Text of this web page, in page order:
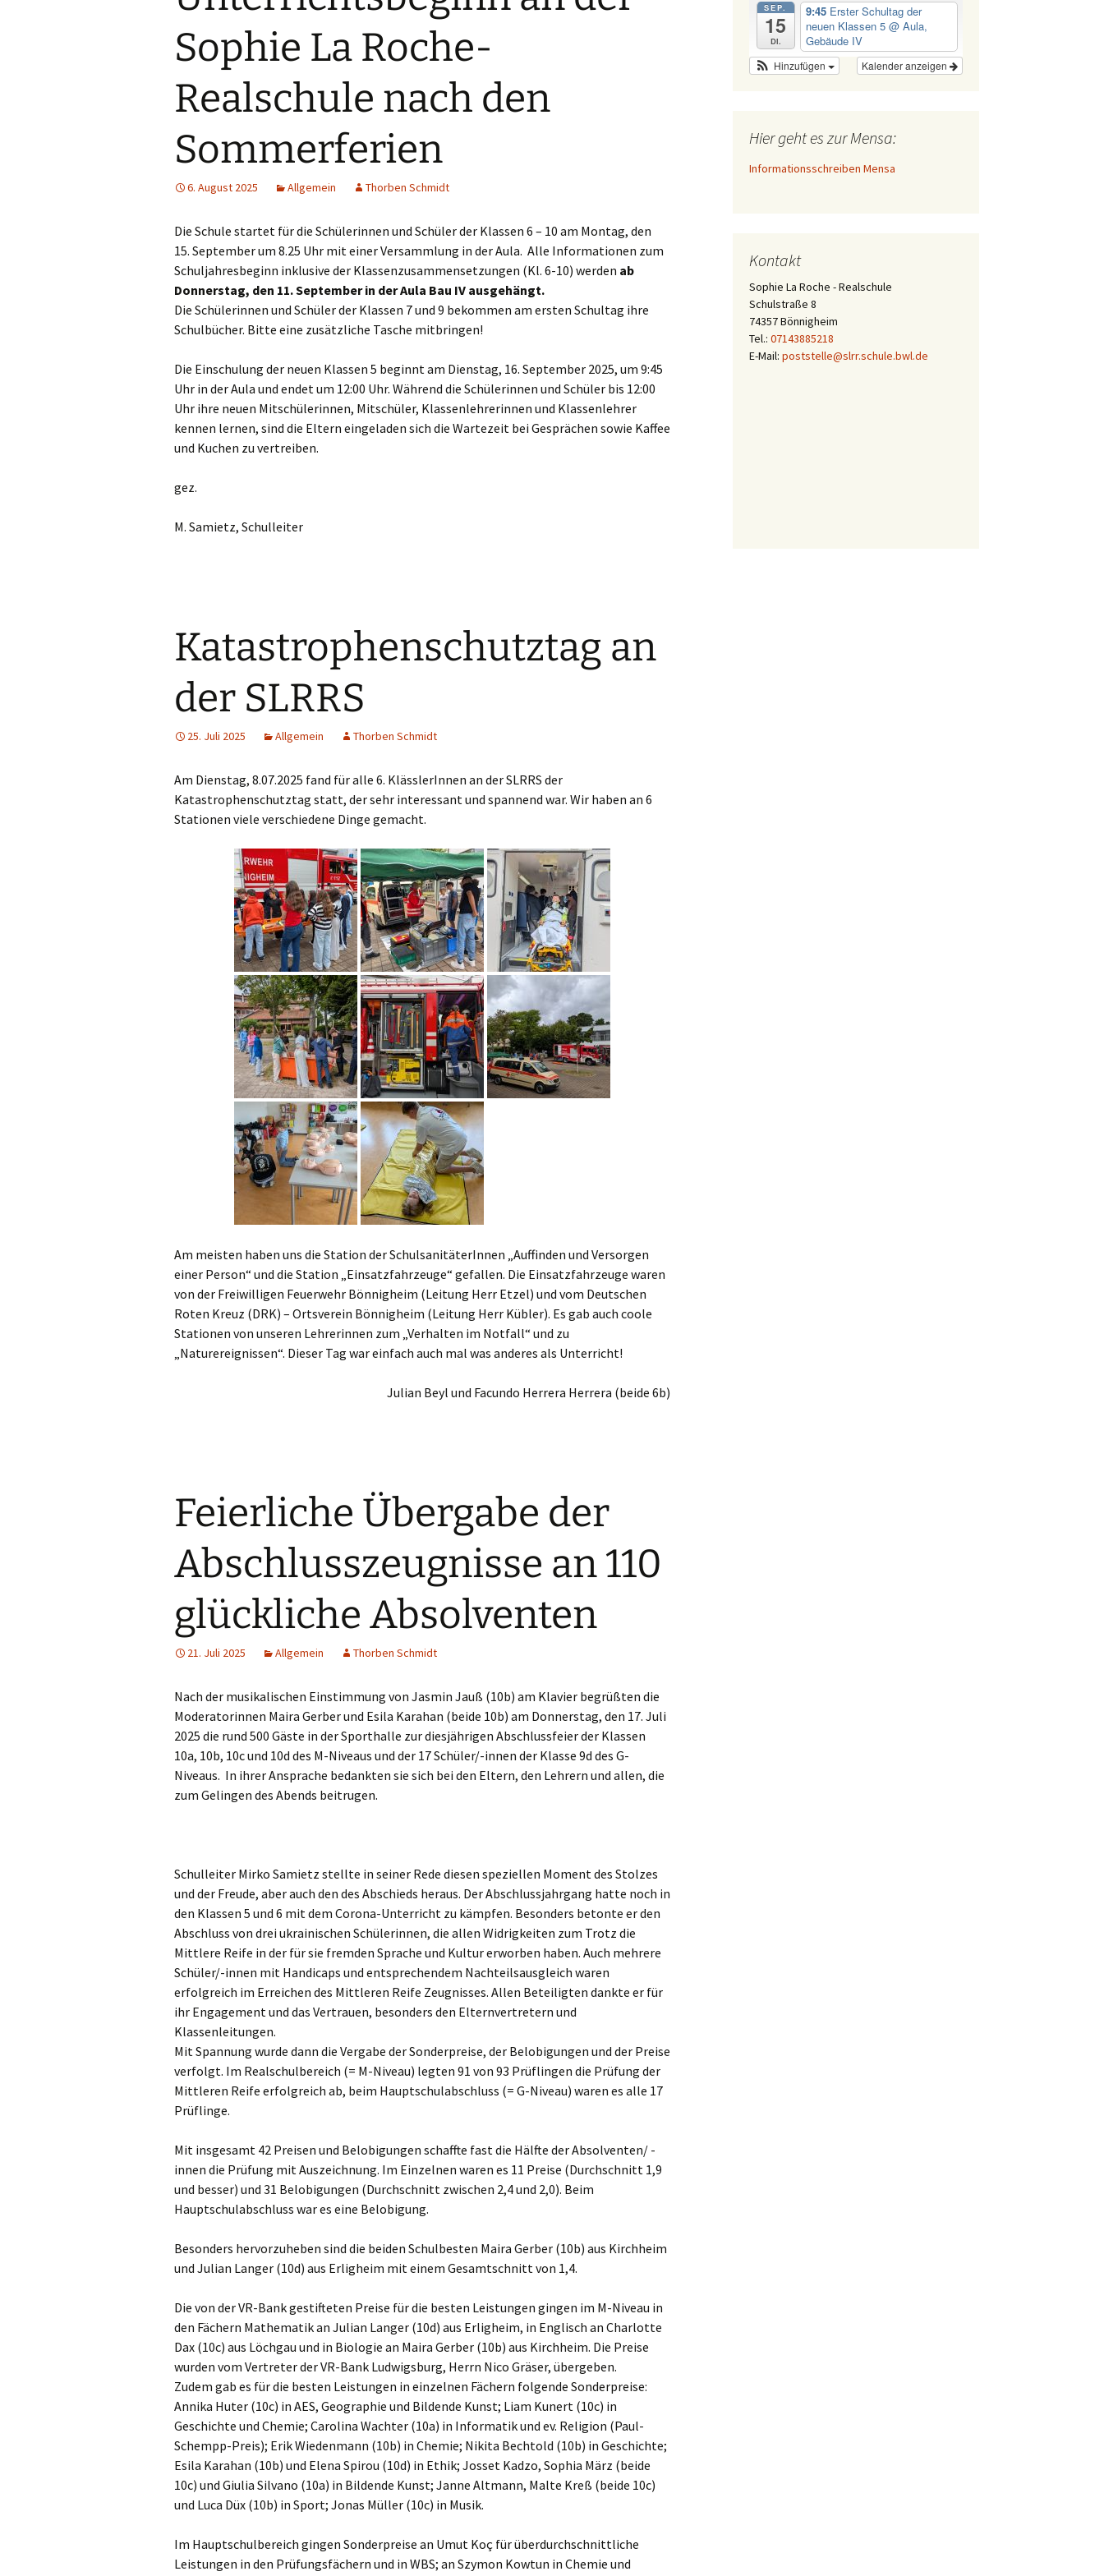
Ethik
Deutsch
Englisch Kommunikative
Kompetenz
Fachschaft Englisch
Englischlinks für Schüler
Studienfahrt Brighton
Geschichte
Musik
Geographie Kontingentstundentafel
Geographie
Lehrwerk und weitere
Materialien
Fachschaft Geographie
Sport
Chemie
Wahlpflichtfächer
AGs Schach AG
Sprechstunden
Unterrichtszeiten
Ferienpläne
Downloads Schulwegeplan
Schulsanitäter
Sophie La Roche-
Realschule nach den
Sommerferien
6. August 2025 Allgemein Thorben Schmidt
Die Schule startet für die Schülerinnen und Schüler der Klassen 6 – 10 am Montag, den
15. September um 8.25 Uhr mit einer Versammlung in der Aula. Alle Informationen zum
Schuljahresbeginn inklusive der Klassenzusammensetzungen (Kl. 6-10) werden ab
Donnerstag, den 11. September in der Aula Bau IV ausgehängt.
Die Schülerinnen und Schüler der Klassen 7 und 9 bekommen am ersten Schultag ihre
Schulbücher. Bitte eine zusätzliche Tasche mitbringen!
Die Einschulung der neuen Klassen 5 beginnt am Dienstag, 16. September 2025, um 9:45
Uhr in der Aula und endet um 12:00 Uhr. Während die Schülerinnen und Schüler bis 12:00
Uhr ihre neuen Mitschülerinnen, Mitschüler, Klassenlehrerinnen und Klassenlehrer
kennen lernen, sind die Eltern eingeladen sich die Wartezeit bei Gesprächen sowie Kaffee
und Kuchen zu vertreiben.
gez.
M. Samietz, Schulleiter
Katastrophenschutztag an
der SLRRS
25. Juli 2025 Allgemein Thorben Schmidt
Am Dienstag, 8.07.2025 fand für alle 6. KlässlerInnen an der SLRRS der
Katastrophenschutztag statt, der sehr interessant und spannend war. Wir haben an 6
Stationen viele verschiedene Dinge gemacht.
Am meisten haben uns die Station der SchulsanitäterInnen „Auffinden und Versorgen
einer Person“ und die Station „Einsatzfahrzeuge“ gefallen. Die Einsatzfahrzeuge waren
von der Freiwilligen Feuerwehr Bönnigheim (Leitung Herr Etzel) und vom Deutschen
Roten Kreuz (DRK) – Ortsverein Bönnigheim (Leitung Herr Kübler). Es gab auch coole
Stationen von unseren Lehrerinnen zum „Verhalten im Notfall“ und zu
„Naturereignissen“. Dieser Tag war einfach auch mal was anderes als Unterricht!
Julian Beyl und Facundo Herrera Herrera (beide 6b)
Feierliche Übergabe der
Abschlusszeugnisse an 110
glückliche Absolventen
21. Juli 2025 Allgemein Thorben Schmidt
Nach der musikalischen Einstimmung von Jasmin Jauß (10b) am Klavier begrüßten die
Moderatorinnen Maira Gerber und Esila Karahan (beide 10b) am Donnerstag, den 17. Juli
2025 die rund 500 Gäste in der Sporthalle zur diesjährigen Abschlussfeier der Klassen
10a, 10b, 10c und 10d des M-Niveaus und der 17 Schüler/-innen der Klasse 9d des G-
Niveaus. In ihrer Ansprache bedankten sie sich bei den Eltern, den Lehrern und allen, die
zum Gelingen des Abends beitrugen.
Schulleiter Mirko Samietz stellte in seiner Rede diesen speziellen Moment des Stolzes
und der Freude, aber auch den des Abschieds heraus. Der Abschlussjahrgang hatte noch in
den Klassen 5 und 6 mit dem Corona-Unterricht zu kämpfen. Besonders betonte er den
Abschluss von drei ukrainischen Schülerinnen, die allen Widrigkeiten zum Trotz die
Mittlere Reife in der für sie fremden Sprache und Kultur erworben haben. Auch mehrere
Schüler/-innen mit Handicaps und entsprechendem Nachteilsausgleich waren
erfolgreich im Erreichen des Mittleren Reife Zeugnisses. Allen Beteiligten dankte er für
ihr Engagement und das Vertrauen, besonders den Elternvertretern und
Klassenleitungen.
Mit Spannung wurde dann die Vergabe der Sonderpreise, der Belobigungen und der Preise
verfolgt. Im Realschulbereich (= M-Niveau) legten 91 von 93 Prüflingen die Prüfung der
Mittleren Reife erfolgreich ab, beim Hauptschulabschluss (= G-Niveau) waren es alle 17
Prüflinge.
Mit insgesamt 42 Preisen und Belobigungen schaffte fast die Hälfte der Absolventen/ -
innen die Prüfung mit Auszeichnung. Im Einzelnen waren es 11 Preise (Durchschnitt 1,9
und besser) und 31 Belobigungen (Durchschnitt zwischen 2,4 und 2,0). Beim
Hauptschulabschluss war es eine Belobigung.
Besonders hervorzuheben sind die beiden Schulbesten Maira Gerber (10b) aus Kirchheim
und Julian Langer (10d) aus Erligheim mit einem Gesamtschnitt von 1,4.
Die von der VR-Bank gestifteten Preise für die besten Leistungen gingen im M-Niveau in
den Fächern Mathematik an Julian Langer (10d) aus Erligheim, in Englisch an Charlotte
Dax (10c) aus Löchgau und in Biologie an Maira Gerber (10b) aus Kirchheim. Die Preise
wurden vom Vertreter der VR-Bank Ludwigsburg, Herrn Nico Gräser, übergeben.
Zudem gab es für die besten Leistungen in einzelnen Fächern folgende Sonderpreise:
Annika Huter (10c) in AES, Geographie und Bildende Kunst; Liam Kunert (10c) in
Geschichte und Chemie; Carolina Wachter (10a) in Informatik und ev. Religion (Paul-
Schempp-Preis); Erik Wiedenmann (10b) in Chemie; Nikita Bechtold (10b) in Geschichte;
Esila Karahan (10b) und Elena Spirou (10d) in Ethik; Josset Kadzo, Sophia März (beide
10c) und Giulia Silvano (10a) in Bildende Kunst; Janne Altmann, Malte Kreß (beide 10c)
und Luca Düx (10b) in Sport; Jonas Müller (10c) in Musik.
Im Hauptschulbereich gingen Sonderpreise an Umut Koç für überdurchschnittliche
Leistungen in den Prüfungsfächern und in WBS; an Szymon Kowtun in Chemie und
SEP.
15
Di.
9:45 Erster Schultag der
neuen Klassen 5 @ Aula,
Gebäude IV
Kalender anzeigen
Hinzufügen
Hier geht es zur Mensa:
Informationsschreiben Mensa
Kontakt
Sophie La Roche - Realschule
Schulstraße 8
74357 Bönnigheim
Tel.: 07143885218
E-Mail: poststelle@slrr.schule.bwl.de